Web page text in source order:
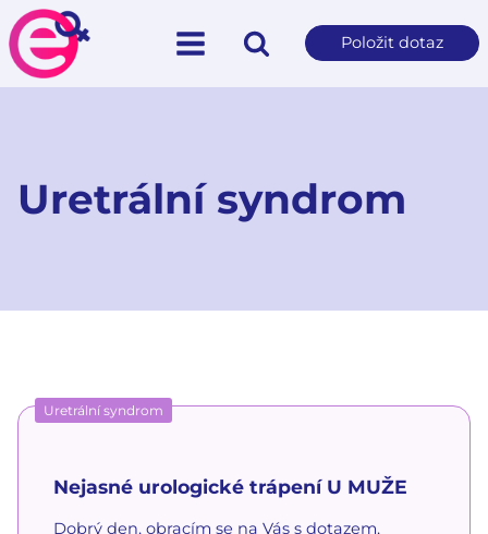
Položit dotaz
Uretrální syndrom
Uretrální syndrom
Nejasné urologické trápení U MUŽE
Dobrý den, obracím se na Vás s dotazem,